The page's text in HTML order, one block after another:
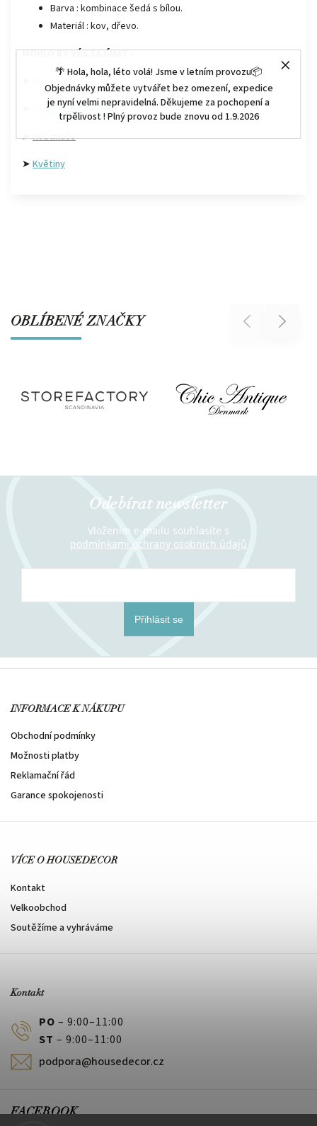
🌴 Hola, hola, léto volá! Jsme v letním provozu📦
Objednávky můžete vytvářet bez omezení, expedice
je nyní velmi nepravidelná. Děkujeme za pochopení a
trpělivost ! Plný provoz bude znovu od 1.9.2026
Barva : kombinace šedá s bílou.
Materiál : kov, dřevo.
MOHLO BY VÁS ZAJÍMAT :
Dekorace
Vánoční dekorace
➤Květináče
➤ Květiny
OBLÍBENÉ ZNAČKY Previous Next
Odebírat newsletter
Vložením e-mailu souhlasíte s
podmínkami ochrany osobních údajů
Přihlásit se
INFORMACE K NÁKUPU
Obchodní podmínky
Možnosti platby
Reklamační řád
Garance spokojenosti
VÍCE O HOUSEDECOR
Kontakt
Velkoobchod
Soutěžíme a vyhráváme
Kontakt
PO – 9:00–11:00
ST – 9:00–11:00
podpora@housedecor.cz
FACEBOOK